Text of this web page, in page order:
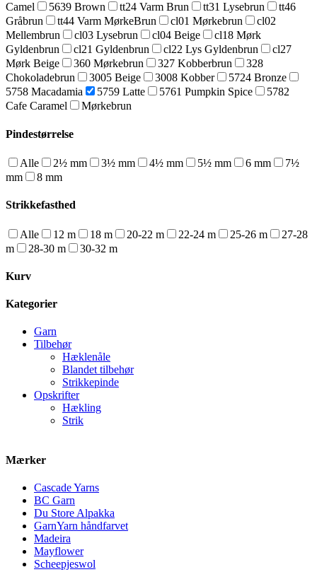
Camel
5639 Brown tt24 Varm Brun tt31 Lysebrun
tt46
Gråbrun
tt44 Varm MørkeBrun cl01 Mørkebrun
cl02
Mellembrun
cl03 Lysebrun cl04 Beige
cl18 Mørk
Gyldenbrun
cl21 Gyldenbrun cl22 Lys Gyldenbrun
cl27
Mørk Beige
360 Mørkebrun 327 Kobberbrun
328
Chokoladebrun
3005 Beige 3008 Kobber
5724 Bronze
5758 Macadamia
5759 Latte 5761 Pumpkin Spice
5782
Cafe Caramel
Mørkebrun
Pindestørrelse
Alle 2½ mm 3½ mm 4½ mm 5½ mm 6 mm
7½
mm
8 mm
Strikkefasthed
Alle 12 m 18 m 20-22 m 22-24 m 25-26 m
27-28
m
28-30 m 30-32 m
Kurv
Kategorier
Garn
Tilbehør
Hæklenåle
Blandet tilbehør
Strikkepinde
Opskrifter
Hækling
Strik
Mærker
Cascade Yarns
BC Garn
Du Store Alpakka
GarnYarn håndfarvet
Madeira
Mayflower
Scheepjeswol